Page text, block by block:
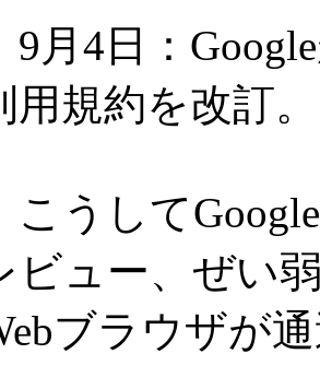
9月4日：
用規約を改訂。
こうして
ビュー、ぜい
ブラウザが